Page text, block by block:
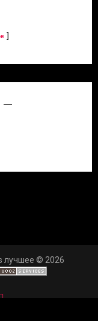
]
лучшее © 2026